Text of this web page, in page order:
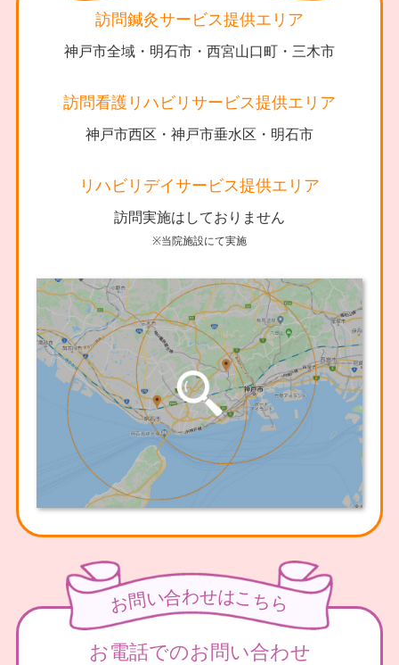
訪問鍼灸サービス提供エリア
神戸市全域・明石市・西宮山口町・三木市
訪問看護リハビリサービス提供エリア
神戸市西区・神戸市垂水区・明石市
リハビリデイサービス提供エリア
訪問実施はしておりません
※当院施設にて実施
お問い合わせはこ ち ら
お電話でのお問い合わせ